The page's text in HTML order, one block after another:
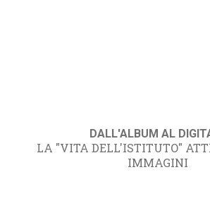
DALL'ALBUM AL
LA "VITA DELL'ISTITUTO"
IMMAGINI